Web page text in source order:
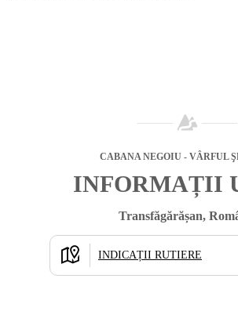
CABANA NEGOIU - VÂRFUL
INFORMAȚII
Transfăgărășan,
INDICAȚII RUTIERE